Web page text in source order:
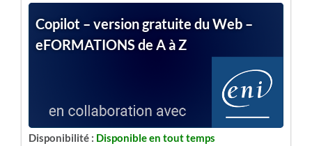
Copilot – version gratuite du Web –
eFORMATIONS de A à Z
Disponibilité : Disponible en tout temps